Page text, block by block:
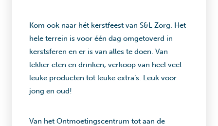
Kom ook naar hét kerstfeest van S&L Zorg. Het
hele terrein is voor één dag omgetoverd in
kerstsferen en er is van alles te doen. Van
lekker eten en drinken, verkoop van heel veel
leuke producten tot leuke extra’s. Leuk voor
jong en oud!
Van het Ontmoetingscentrum tot aan de